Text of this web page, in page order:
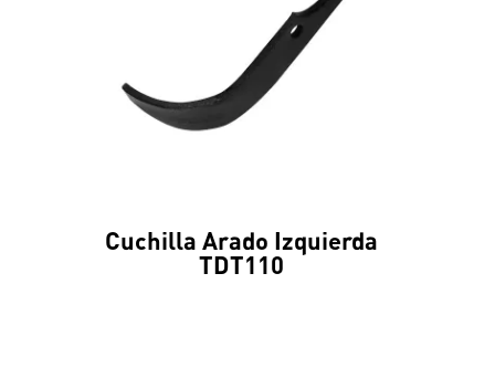
Cuchilla Arado Izquierda
TDT110